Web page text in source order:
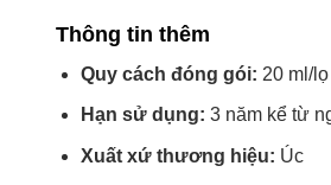
Thông tin thêm
Quy cách đóng gói: 20 ml/
Hạn sử dụng: 3 năm kể từ
Xuất xứ thương hiệu: Úc